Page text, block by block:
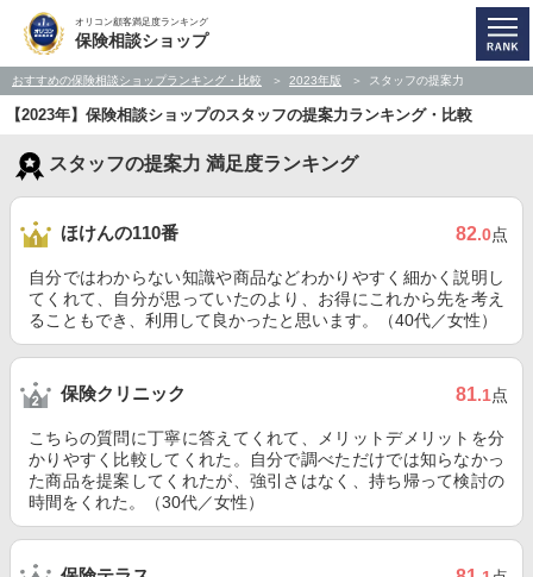
オリコン顧客満足度ランキング
保険相談ショップ
おすすめの保険相談ショップランキング・比較 2023年版 スタッフの提案力
【2023年】保険相談ショップのスタッフの提案力ランキング・比較
スタッフの提案力 満足度ランキング
ほけんの110番 82.0点
自分ではわからない知識や商品などわかりやすく細かく説明し
てくれて、自分が思っていたのより、お得にこれから先を考え
ることもでき、利用して良かったと思います。（40代／女性）
保険クリニック 81.1点
こちらの質問に丁寧に答えてくれて、メリットデメリットを分
かりやすく比較してくれた。自分で調べただけでは知らなかっ
た商品を提案してくれたが、強引さはなく、持ち帰って検討の
時間をくれた。（30代／女性）